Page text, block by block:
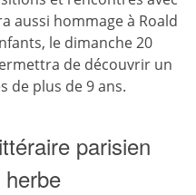
aussi hommage à Roald
le dimanche 20
de découvrir un
de plus de 9 ans.
parisien